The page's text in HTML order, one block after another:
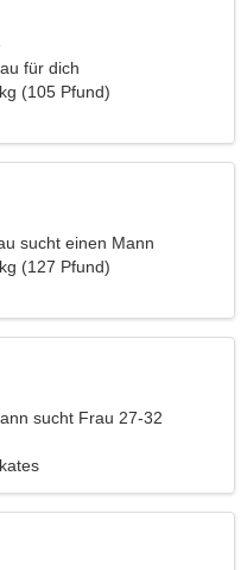
für dich
(105 Pfund)
sucht einen Mann
(127 Pfund)
sucht Frau 27-32